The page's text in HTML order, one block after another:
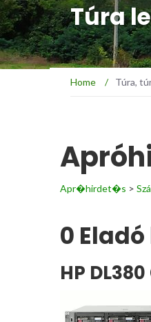
Túra
Home / Túra,
Apr�hirdet�s >
0
HP